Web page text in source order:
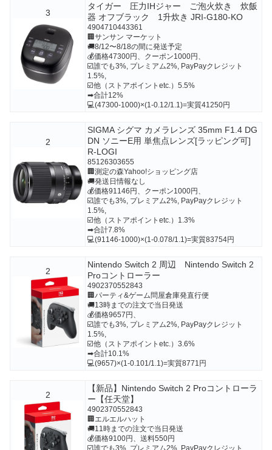
3
タイガー 圧力IHジャー ご泡火炊き 炊飯
器 オフブラック 1升炊き JRI-G180-KO
4904710443361
🏢サンサン マーケット
🚚8/12〜8/18の間に発送予定
💰価格47300円、クーポン1000円、
☑️誰でも3%, プレミアム2%, PayPayクレジット
1.5%,
☑️他（ストアポイントetc.）5.5%
➡合計12%
💻(47300-1000)×(1-0.12/1.1)=実質41250円
2
SIGMA シグマ カメラレンズ 35mm F1.4 DG
DN ソニーE用 単焦点レンズ[ラッピング可]
R-LOGI
85126303655
🏢測定の森Yahoo!ショッピング店
🚚発送日情報なし
💰価格91146円、クーポン1000円、
☑️誰でも3%, プレミアム2%, PayPayクレジット
1.5%,
☑️他（ストアポイントetc.）1.3%
➡合計7.8%
💻(91146-1000)×(1-0.078/1.1)=実質83754円
2
Nintendo Switch 2 周辺 Nintendo Switch 2
Proコントローラー
4902370552843
🏢パーティ&ゲーム問屋倉庫発直行便
🚚13時までの注文で当日発送
💰価格9657円、
☑️誰でも3%, プレミアム2%, PayPayクレジット
1.5%,
☑️他（ストアポイントetc.）3.6%
➡合計10.1%
💻(9657)×(1-0.101/1.1)=実質8771円
2
【新品】Nintendo Switch 2 Proコントローラ
ー【任天堂】
4902370552843
🏢エルエルハット
🚚11時までの注文で当日発送
💰価格9100円、送料550円
☑️誰でも3%, プレミアム2%, PayPayクレジット